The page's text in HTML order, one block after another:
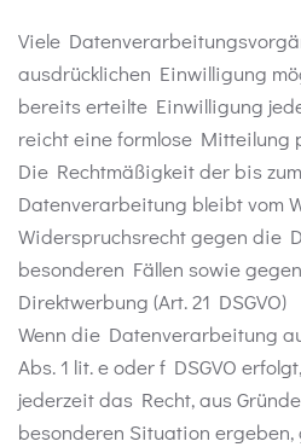
Viele
ausdrücklichen Einwilligung
bereits erteilte Einwilligung
reicht eine formlose Mitteilung
Die Rechtmäßigkeit der bis
Datenverarbeitung bleibt vom
Widerspruchsrecht gegen die
besonderen Fällen sowie gegen
Direktwerbung (Art. 21 DSGVO)
Wenn die Datenverarbeitung
Abs. 1 lit. e oder f DSGVO
jederzeit das Recht, aus
besonderen Situation